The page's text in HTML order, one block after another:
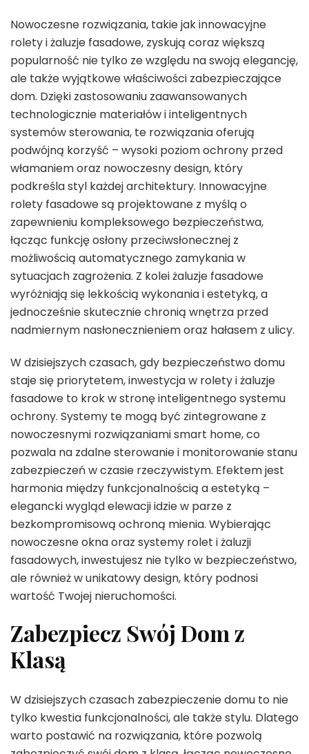
Nowoczesne rozwiązania, takie jak innowacyjne
rolety i żaluzje fasadowe, zyskują coraz większą
popularność nie tylko ze względu na swoją elegancję,
ale także wyjątkowe właściwości zabezpieczające
dom. Dzięki zastosowaniu zaawansowanych
technologicznie materiałów i inteligentnych
systemów sterowania, te rozwiązania oferują
podwójną korzyść – wysoki poziom ochrony przed
włamaniem oraz nowoczesny design, który
podkreśla styl każdej architektury. Innowacyjne
rolety fasadowe są projektowane z myślą o
zapewnieniu kompleksowego bezpieczeństwa,
łącząc funkcję osłony przeciwsłonecznej z
możliwością automatycznego zamykania w
sytuacjach zagrożenia. Z kolei żaluzje fasadowe
wyróżniają się lekkością wykonania i estetyką, a
jednocześnie skutecznie chronią wnętrza przed
nadmiernym nasłonecznieniem oraz hałasem z ulicy.
W dzisiejszych czasach, gdy bezpieczeństwo domu
staje się priorytetem, inwestycja w rolety i żaluzje
fasadowe to krok w stronę inteligentnego systemu
ochrony. Systemy te mogą być zintegrowane z
nowoczesnymi rozwiązaniami smart home, co
pozwala na zdalne sterowanie i monitorowanie stanu
zabezpieczeń w czasie rzeczywistym. Efektem jest
harmonia między funkcjonalnością a estetyką –
elegancki wygląd elewacji idzie w parze z
bezkompromisową ochroną mienia. Wybierając
nowoczesne okna oraz systemy rolet i żaluzji
fasadowych, inwestujesz nie tylko w bezpieczeństwo,
ale również w unikatowy design, który podnosi
wartość Twojej nieruchomości.
Zabezpiecz Swój Dom z
Klasą
W dzisiejszych czasach zabezpieczenie domu to nie
tylko kwestia funkcjonalności, ale także stylu. Dlatego
warto postawić na rozwiązania, które pozwolą